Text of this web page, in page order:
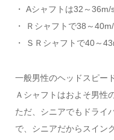
・ Aシャフトは32～36m/
・ Ｒシャフトで38～
・ ＳＲシャフトで40～
一般男性のヘッドスピー
Ａシャフトはおよそ男性
ただ、シニアでもドライ
で、シニアだからスイン